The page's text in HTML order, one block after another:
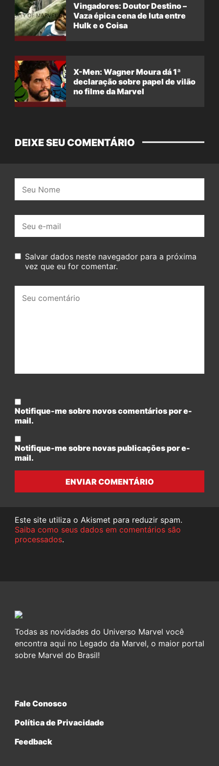
Vingadores: Doutor Destino –
Vaza épica cena de luta entre
Hulk e o Coisa
X-Men: Wagner Moura dá 1ª
declaração sobre papel de vilão
no filme da Marvel
DEIXE SEU COMENTÁRIO
mail:
Salvar dados neste navegador para a próxima
vez que eu for comentar.
comentário:
Notifique-me sobre novos comentários por e-
mail.
Notifique-me sobre novas publicações por e-
mail.
ENVIAR COMENTÁRIO
Este site utiliza o Akismet para reduzir spam.
Saiba como seus dados em comentários são
processados.
Todas as novidades do Universo Marvel você
encontra aqui no Legado da Marvel, o maior portal
sobre Marvel do Brasil!
Fale Conosco
Política de Privacidade
Feedback